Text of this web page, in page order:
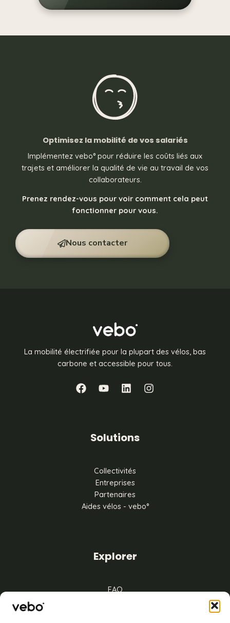
Optimisez la mobilité de vos salariés
Implémentez vebo° pour réduire les coûts liés aux
trajets et améliorer la qualité de vie au travail de vos
collaborateurs.
Prenez rendez-vous pour voir comment cela peut
fonctionner pour vous.
Nous contacter
La mobilité électrifiée pour la plupart des vélos, bas
carbone et accessible pour tous.
Solutions
Collectivités
Entreprises
Partenaires
Aides vélos - vebo°
Explorer
FAQ